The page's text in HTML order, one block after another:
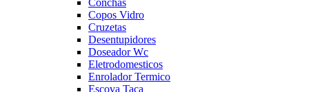
Conchas
Copos Vidro
Cruzetas
Desentupidores
Doseador Wc
Eletrodomesticos
Enrolador Termico
Escova Taca